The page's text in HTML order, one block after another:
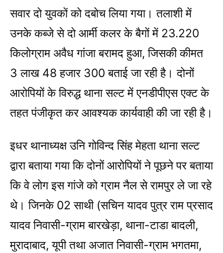
सवार दो युवकों को दबोच लिया गया। तलाशी में
उनके कब्जे से दो आर्मी कलर के बैगों में 23.220
किलोग्राम अवैध गांजा बरामद हुआ, जिसकी कीमत
3 लाख 48 हजार 300 बताई जा रही है। दोनों
आरोपियों के विरुद्ध थाना सल्ट में एनडीपीएस एक्ट के
तहत पंजीकृत कर आवश्यक कार्यवाही की जा रही है।
इधर थानाध्यक्ष उनि गोविन्द सिंह मेहता थाना सल्ट
द्वारा बताया गया कि दोनों आरोपियों ने पूछने पर बताया
कि वे लोग इस गांजे को ग्राम नैल से रामपुर ले जा रहे
थे। जिनके 02 साथी (सचिन यादव पुत्र राम प्रसाद
यादव निवासी-ग्राम बारखेड़ा, थाना-टाडा बादली,
मुरादाबाद, यूपी तथा अजात निवासी-ग्राम भगतमा,